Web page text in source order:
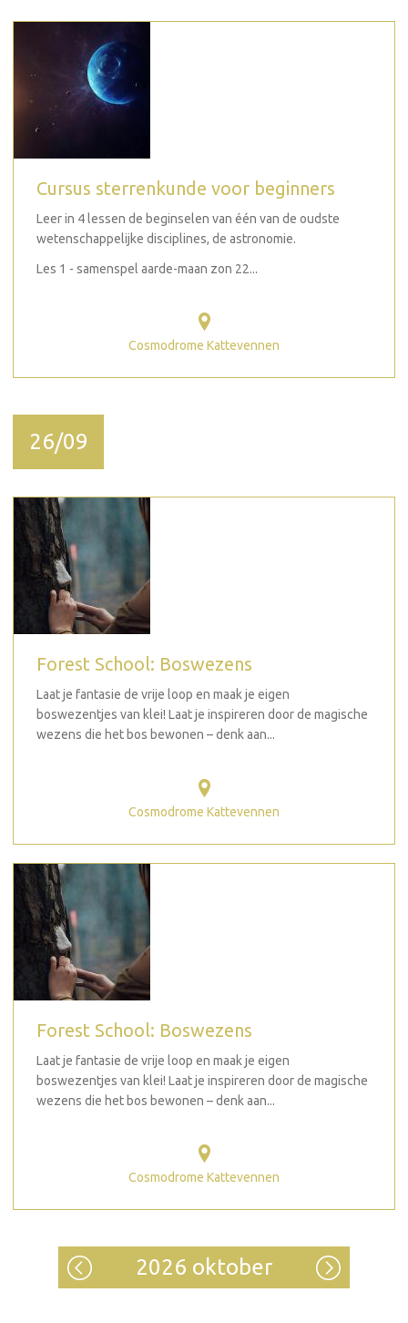
Cursus sterrenkunde voor beginners
Leer in 4 lessen de beginselen van één van de oudste
wetenschappelijke disciplines, de astronomie.
Les 1 - samenspel aarde-maan zon 22...
Cosmodrome Kattevennen
26/09
Forest School: Boswezens
Laat je fantasie de vrije loop en maak je eigen
boswezentjes van klei! Laat je inspireren door de magische
wezens die het bos bewonen – denk aan...
Cosmodrome Kattevennen
Forest School: Boswezens
Laat je fantasie de vrije loop en maak je eigen
boswezentjes van klei! Laat je inspireren door de magische
wezens die het bos bewonen – denk aan...
Cosmodrome Kattevennen
2026 oktober